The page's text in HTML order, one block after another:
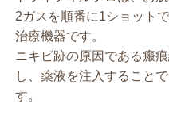
2ガスを順番に1ショット
治療機器です。
ニキビ跡の原因である瘢
し、薬液を注入すること
す。